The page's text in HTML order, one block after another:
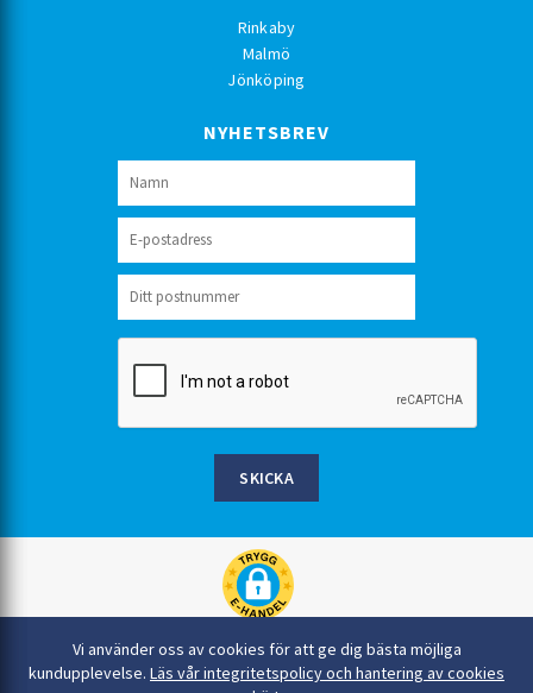
Vi använder oss av cookies för att ge dig bästa möjliga
kundupplevelse. Läs vår integritetspolicy och hantering av cookies
Rinkaby
Malmö
Jönköping
NYHETSBREV
SKICKA
Rinkaby Rör AB, Box 54, 296 21 Åhus
044-22 54 90